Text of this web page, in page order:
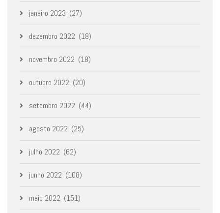
janeiro 2023 (27)
dezembro 2022 (18)
novembro 2022 (18)
outubro 2022 (20)
setembro 2022 (44)
agosto 2022 (25)
julho 2022 (62)
junho 2022 (108)
maio 2022 (151)